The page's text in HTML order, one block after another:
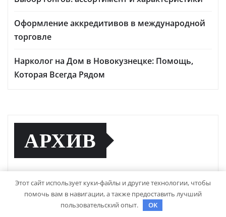
Оформление аккредитивов в международной
торговле
Нарколог на Дом в Новокузнецке: Помощь,
Которая Всегда Рядом
АРХИВ
Май 2026
Апрель 2026
Этот сайт использует куки-файлы и другие технологии, чтобы
помочь вам в навигации, а также предоставить лучший
пользовательский опыт.
OK